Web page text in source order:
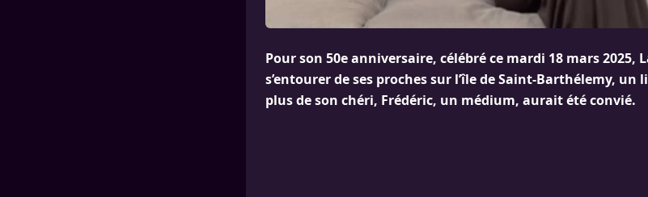
Pour son 50e anniversaire, célébré ce mardi 18 mars 2025,
s’entourer de ses proches sur l’île de Saint-Barthélemy, un
plus de son chéri, Frédéric, un médium, aurait été convié.